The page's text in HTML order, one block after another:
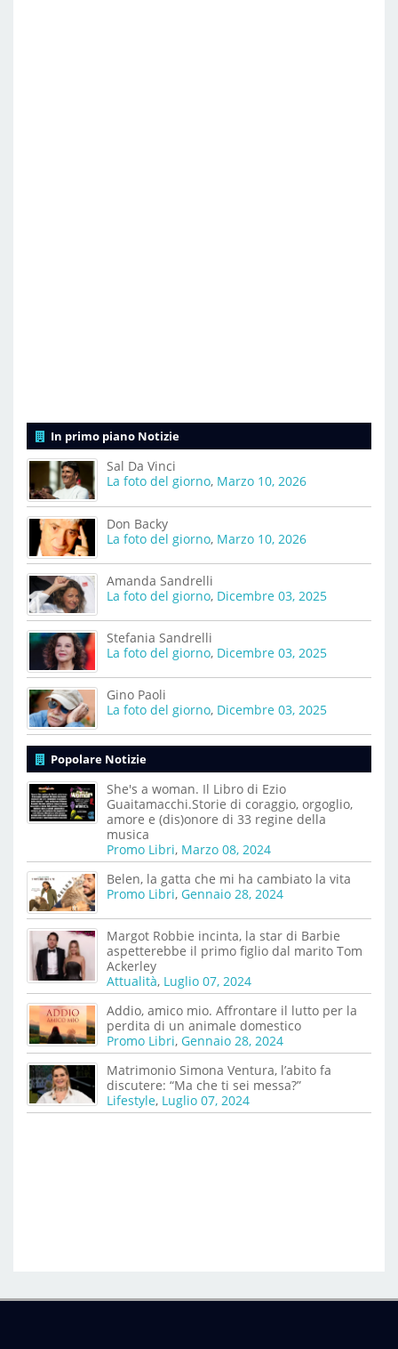
In primo piano Notizie
Sal Da Vinci
La foto del giorno, Marzo 10, 2026
Don Backy
La foto del giorno, Marzo 10, 2026
Amanda Sandrelli
La foto del giorno, Dicembre 03, 2025
Stefania Sandrelli
La foto del giorno, Dicembre 03, 2025
Gino Paoli
La foto del giorno, Dicembre 03, 2025
Popolare Notizie
She's a woman. Il Libro di Ezio
Guaitamacchi.Storie di coraggio, orgoglio,
amore e (dis)onore di 33 regine della
musica
Promo Libri, Marzo 08, 2024
Belen, la gatta che mi ha cambiato la vita
Promo Libri, Gennaio 28, 2024
Margot Robbie incinta, la star di Barbie
aspetterebbe il primo figlio dal marito Tom
Ackerley
Attualità, Luglio 07, 2024
Addio, amico mio. Affrontare il lutto per la
perdita di un animale domestico
Promo Libri, Gennaio 28, 2024
Matrimonio Simona Ventura, l’abito fa
discutere: “Ma che ti sei messa?”
Lifestyle, Luglio 07, 2024